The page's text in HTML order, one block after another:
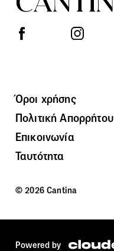
Όροι χρήσης
Πολιτική Απορρήτου
Επικοινωνία
Ταυτότητα
© 2026 Cantina
Powered by